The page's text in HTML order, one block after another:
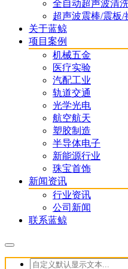
全自动超声波清
超声波震棒/震板/
关于蓝鲸
项目案例
机械五金
医疗实验
汽配工业
轨道交通
光学光电
航空航天
塑胶制造
半导体电子
新能源行业
珠宝首饰
新闻资讯
行业资讯
公司新闻
联系蓝鲸